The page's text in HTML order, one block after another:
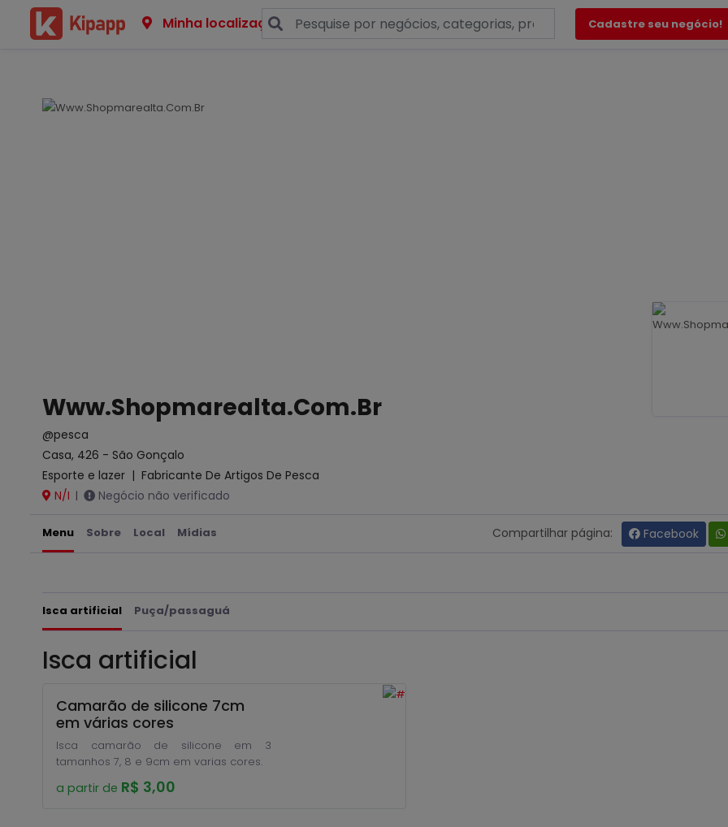
Minha localização Cadastre seu negócio!
Www.Shopmarealta.Com.Br
@pesca
Casa, 426 - São Gonçalo
Esporte e lazer | Fabricante De Artigos De Pesca
N/I | Negócio não verificado
Menu Sobre Local Mídias Compartilhar página: Facebook
Isca artificial Puça/passaguá
Isca artificial
Camarão de silicone 7cm
em várias cores
Isca camarão de silicone em 3
tamanhos 7, 8 e 9cm em varias cores.
a partir de R$ 3,00